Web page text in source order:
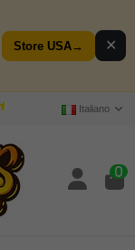
Store USA→ ✕
Italiano
0